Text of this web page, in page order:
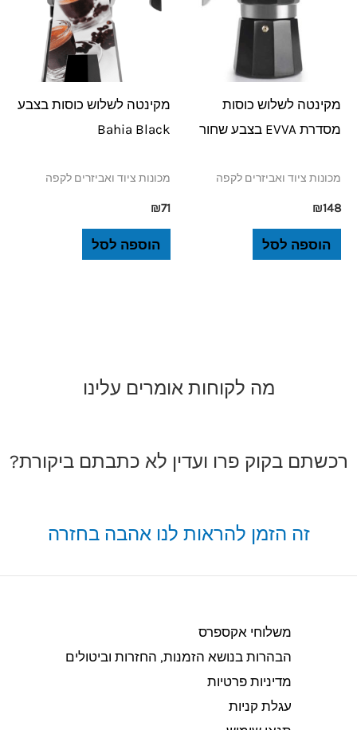
מקינטה לשלוש כוסות
מסדרת EVVA בצבע שחור
מכונות ציוד ואביזרים לקפה
₪148
הוספה לסל
מקינטה לשלוש כוסות בצבע
Bahia Black
מכונות ציוד ואביזרים לקפה
₪71
הוספה לסל
מה לקוחות אומרים עלינו
רכשתם בקוק פרו ועדין לא כתבתם ביקורת?
זה הזמן להראות לנו אהבה בחזרה
משלוחי אקספרס
הבהרות בנושא הזמנות, החזרות וביטולים​
מדיניות פרטיות
עגלת קניות